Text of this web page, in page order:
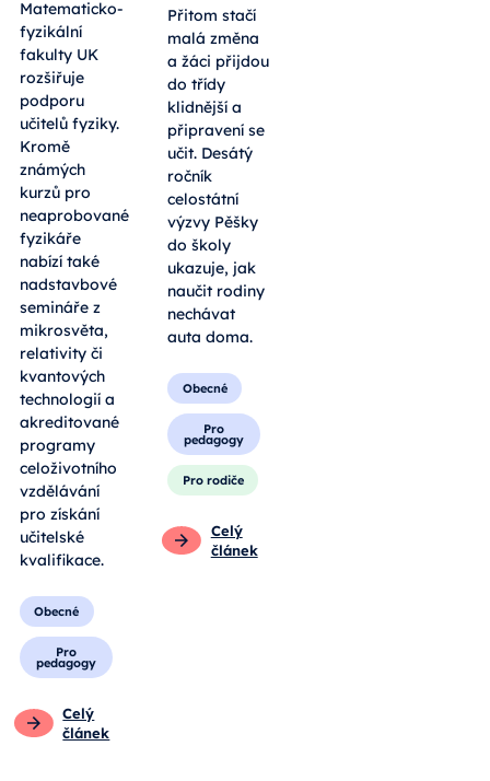
Matematicko-
fyzikální
fakulty UK
rozšiřuje
podporu
učitelů fyziky.
Kromě
známých
kurzů pro
neaprobované
fyzikáře
nabízí také
nadstavbové
semináře z
mikrosvěta,
relativity či
kvantových
technologií a
akreditované
programy
celoživotního
vzdělávání
pro získání
učitelské
kvalifikace.
Obecné
Pro
pedagogy
Celý
článek
Přitom stačí
malá změna
a žáci přijdou
do třídy
klidnější a
připravení se
učit. Desátý
ročník
celostátní
výzvy Pěšky
do školy
ukazuje, jak
naučit rodiny
nechávat
auta doma.
Obecné
Pro
pedagogy
Pro rodiče
Celý
článek